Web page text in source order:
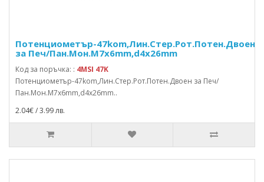
Потенциометър-47kom,Лин.Стер.Рот.Потен.Двоен
за Печ/Пан.Мон.M7x6mm,d4x26mm
Код за поръчка: : 4MSI 47K
Потенциометър-47kom,Лин.Стер.Рот.Потен.Двоен за Печ/
Пан.Мон.M7x6mm,d4x26mm..
2.04€ / 3.99 лв.